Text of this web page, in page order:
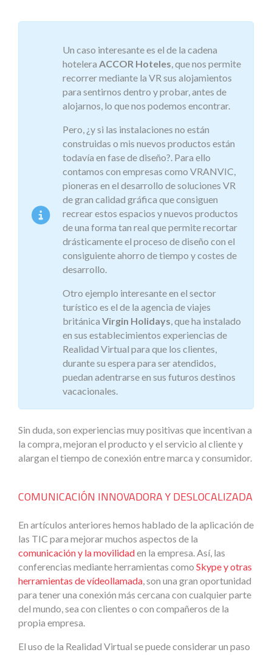
Un caso interesante es el de la cadena
hotelera ACCOR Hoteles , que nos permite
recorrer mediante la VR sus alojamientos
para sentirnos dentro y probar, antes de
alojarnos, lo que nos podemos encontrar.
Pero, ¿y si las instalaciones no están
construidas o mis nuevos productos están
todavía en fase de diseño?. Para ello
contamos con empresas como VRANVIC,
pioneras en el desarrollo de soluciones VR
de gran calidad gráfica que consiguen
recrear estos espacios y nuevos productos
de una forma tan real que permite recortar
drásticamente el proceso de diseño con el
consiguiente ahorro de tiempo y costes de
desarrollo.
Otro ejemplo interesante en el sector
turístico es el de la agencia de viajes
británica Virgin Holidays , que ha instalado
en sus establecimientos experiencias de
Realidad Virtual para que los clientes,
durante su espera para ser atendidos,
puedan adentrarse en sus futuros destinos
vacacionales.
Sin duda, son experiencias muy positivas que incentivan a
la compra, mejoran el producto y el servicio al cliente y
alargan el tiempo de conexión entre marca y consumidor.
COMUNICACIÓN INNOVADORA Y DESLOCALIZADA
En artículos anteriores hemos hablado de la aplicación de
las TIC para mejorar muchos aspectos de la
comunicación y la movilidaden la empresa. Así, las
conferencias mediante herramientas como Skype y otras
herramientas de vídeollamada , son una gran oportunidad
para tener una conexión más cercana con cualquier parte
del mundo, sea con clientes o con compañeros de la
propia empresa.
El uso de la Realidad Virtual se puede considerar un paso